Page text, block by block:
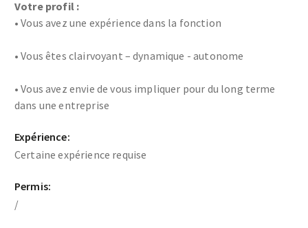
Votre profil :
• Vous avez une expérience dans la fonction
• Vous êtes clairvoyant – dynamique - autonome
• Vous avez envie de vous impliquer pour du long terme
dans une entreprise
Expérience:
Certaine expérience requise
Permis:
/